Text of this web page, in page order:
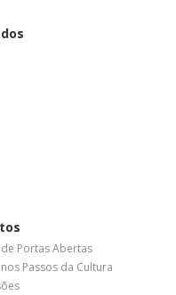
Portas Abertas
Passos da Cultura